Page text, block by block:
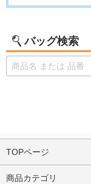
バッグ検索
TOPページ
商品カテゴリ